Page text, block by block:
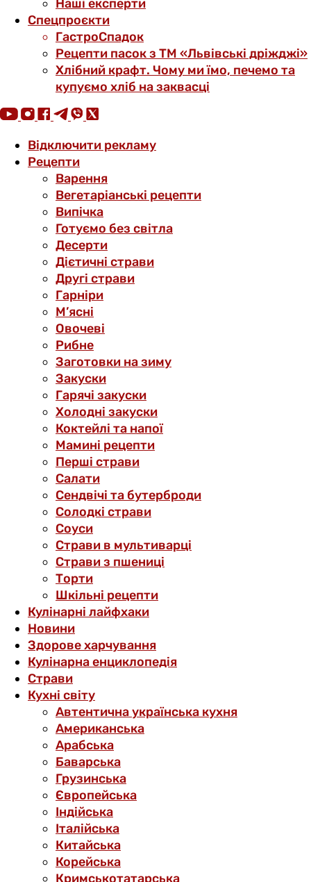
Наші експерти
Спецпроєкти
ГастроСпадок
Рецепти пасок з ТМ «Львівські дріжджі»
Хлібний крафт. Чому ми їмо, печемо та
купуємо хліб на заквасці
Відключити рекламу
Рецепти
Варення
Вегетаріанські рецепти
Випічка
Готуємо без світла
Десерти
Дієтичні страви
Другі страви
Гарніри
М’ясні
Овочеві
Рибне
Заготовки на зиму
Закуски
Гарячі закуски
Холодні закуски
Коктейлі та напої
Мамині рецепти
Перші страви
Салати
Сендвічі та бутерброди
Солодкі страви
Соуси
Страви в мультиварці
Страви з пшениці
Торти
Шкільні рецепти
Кулінарні лайфхаки
Новини
Здорове харчування
Кулінарна енциклопедія
Страви
Кухні світу
Автентична українська кухня
Американська
Арабська
Баварська
Грузинська
Європейська
Індійська
Італійська
Китайська
Корейська
Кримськотатарська